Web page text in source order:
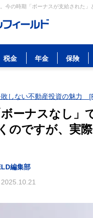
今の時期「ボーナスが支給された
税金 年金 保険
敗しない不動産投資の魅力
ーナスなし」
のですが、実
編集部
2025.10.21